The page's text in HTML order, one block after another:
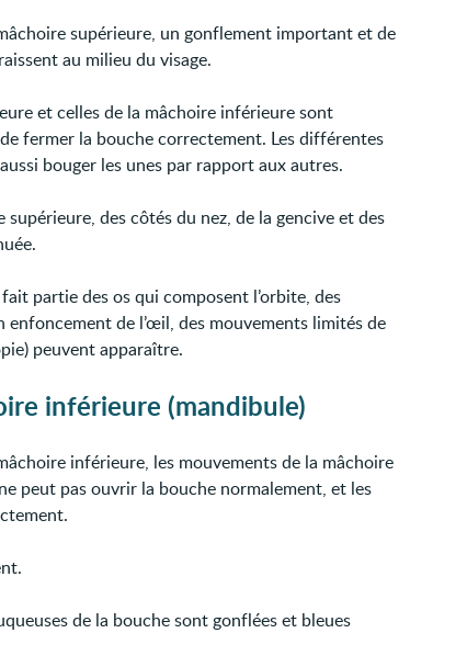
supérieure, un gonflement important et de
au milieu du visage.
et celles de la mâchoire inférieure sont
fermer la bouche correctement. Les différentes
bouger les unes par rapport aux autres.
des côtés du nez, de la gencive et des
partie des os qui composent l’orbite, des
enfoncement de l’œil, des mouvements limités de
peuvent apparaître.
inférieure (mandibule)
inférieure, les mouvements de la mâchoire
peut pas ouvrir la bouche normalement, et les
de la bouche sont gonflées et bleues